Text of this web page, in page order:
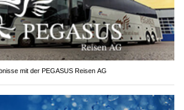
mit der PEGASUS Reisen AG